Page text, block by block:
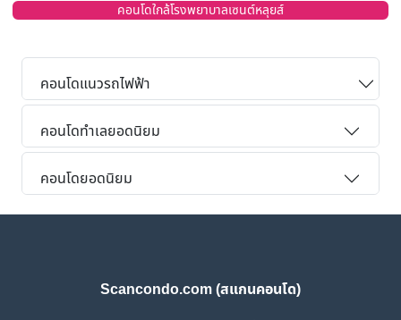
คอนโดใกล้โรงพยาบาลเซนต์หลุยส์
คอนโดแนวรถไฟฟ้า
คอนโดทำเลยอดนิยม
คอนโดยอดนิยม
Scancondo.com (สแกนคอนโด)